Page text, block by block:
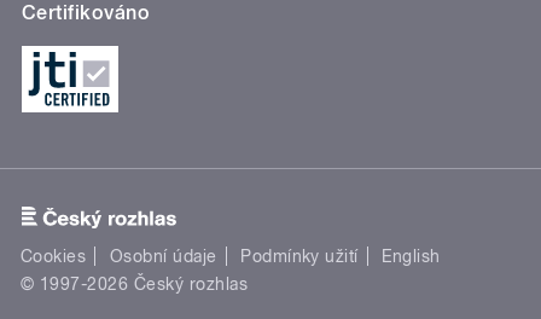
Certifikováno
Cookies Osobní údaje Podmínky užití
English
© 1997-2026 Český rozhlas